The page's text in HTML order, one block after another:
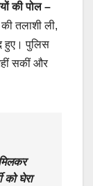
की पोल –
तलाशी ली,
हुए। पुलिस
सकीं और
को घेरा